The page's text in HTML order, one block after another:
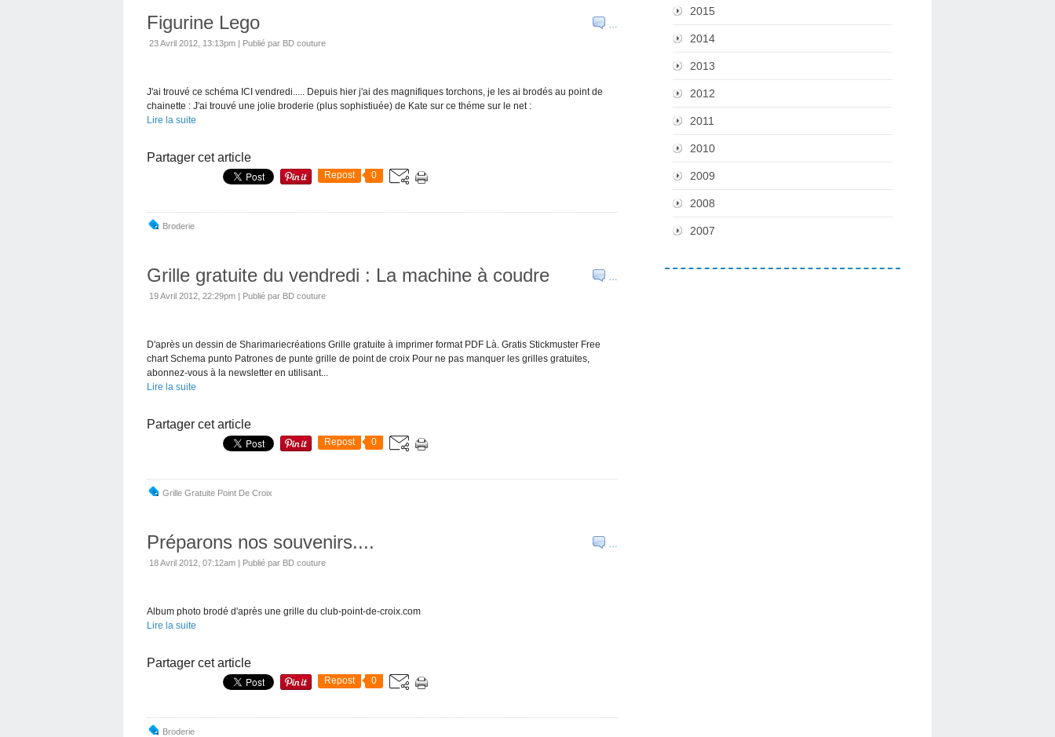
…
Figurine Lego
23 Avril 2012, 13:13pm | Publié par BD couture
J'ai trouvé ce schéma ICI vendredi..... Depuis hier j'ai des magnifiques torchons, je les ai brodés au point de
chainette : J'ai trouvé une jolie broderie (plus sophistiuée) de Kate sur ce théme sur le net :
Lire la suite
Partager cet article
Repost 0
Broderie
…
Grille gratuite du vendredi : La machine à coudre
19 Avril 2012, 22:29pm | Publié par BD couture
D'après un dessin de Sharimariecréations Grille gratuite à imprimer format PDF Là. Gratis Stickmuster Free
chart Schema punto Patrones de punte grille de point de croix Pour ne pas manquer les grilles gratuites,
abonnez-vous à la newsletter en utilisant...
Lire la suite
Partager cet article
Repost 0
Grille Gratuite Point De Croix
…
Préparons nos souvenirs....
18 Avril 2012, 07:12am | Publié par BD couture
Album photo brodé d'après une grille du club-point-de-croix.com
Lire la suite
Partager cet article
Repost 0
Broderie
2015
2014
2013
2012
2011
2010
2009
2008
2007